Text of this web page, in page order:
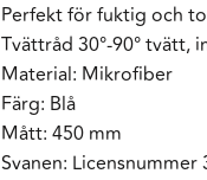
Perfekt för fuktig och
Tvättråd 30°-90° tvätt,
Material: Mikrofiber
Färg: Blå
Mått: 450 mm
Svanen: Licensnummer